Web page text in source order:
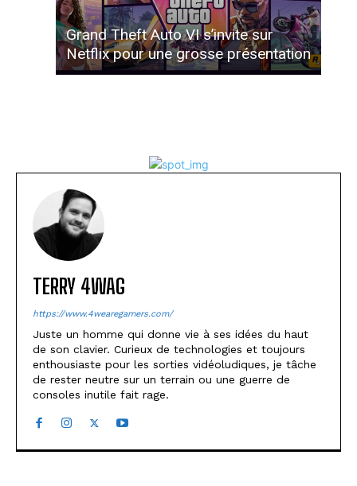
Grand Theft Auto VI s’invite sur
Netflix pour une grosse présentation
TERRY 4WAG
https://www.4wearegamers.com/
Juste un homme qui donne vie à ses idées du haut
de son clavier. Curieux de technologies et toujours
enthousiaste pour les sorties vidéoludiques, je tâche
de rester neutre sur un terrain ou une guerre de
consoles inutile fait rage.